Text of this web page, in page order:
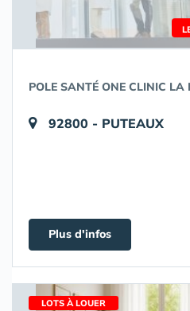
POLE SANTÉ ONE CLINIC LA
92800 - PUTEAUX
Plus d'infos
LOTS À LOUER